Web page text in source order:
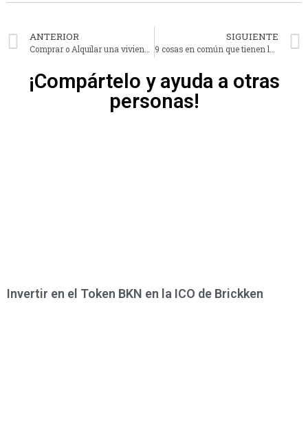
ANTERIOR
Comprar o Alquilar una vivienda. Aspectos económicos a tener en cuenta
SIGUIENTE
9 cosas en común que tienen los milonarios
¡Compártelo y ayuda a otras
personas!
Invertir en el Token BKN en la ICO de Brickken